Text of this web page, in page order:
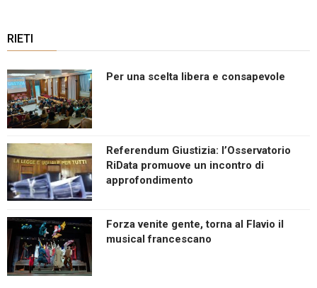
RIETI
Per una scelta libera e consapevole
Referendum Giustizia: l’Osservatorio
RiData promuove un incontro di
approfondimento
Forza venite gente, torna al Flavio il
musical francescano